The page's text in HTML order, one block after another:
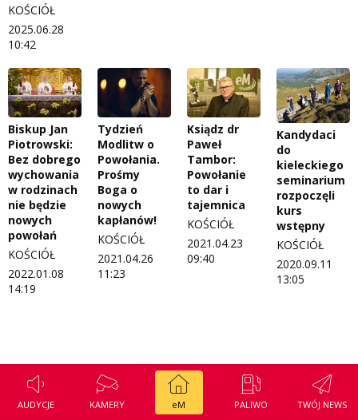
Prawdę mówiąc
Słowo Dnia
Tak wierzę
Weekend z blondynką
W starych Kielcach
Wszystko w temacie
Regulamin sklepu internetowego
Regulamin darowizn
Regulamin konkursu Zwierzak naszej klasy
Polityka prywatności
ZNAJDZIESZ NAS TAKŻE NA
AUDYCJE KAMERY eM PALIWO TWÓJ NEWS
KOŚCIÓŁ
2025.06.28
10:42
Biskup Jan
Piotrowski:
Bez dobrego
wychowania
w rodzinach
nie będzie
nowych
powołań
KOŚCIÓŁ
2022.01.08
14:19
Tydzień
Modlitw o
Powołania.
Prośmy
Boga o
nowych
kapłanów!
KOŚCIÓŁ
2021.04.26
11:23
Ksiądz dr
Paweł
Tambor:
Powołanie
to dar i
tajemnica
KOŚCIÓŁ
2021.04.23
09:40
Kandydaci
do
kieleckiego
seminarium
rozpoczęli
kurs
wstępny
KOŚCIÓŁ
2020.09.11
13:05